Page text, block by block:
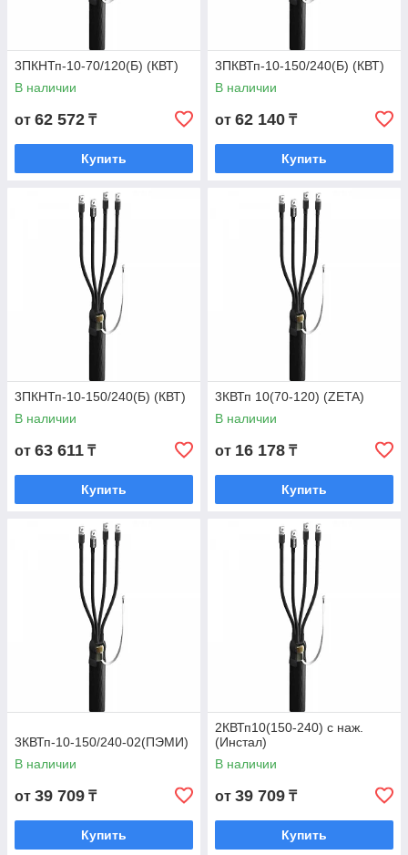
3ПКНТп-10-70/120(Б) (КВТ)
В наличии
от 62 572 ₸
Купить
3ПКВТп-10-150/240(Б) (КВТ)
В наличии
от 62 140 ₸
Купить
3ПКНТп-10-150/240(Б) (КВТ)
В наличии
от 63 611 ₸
Купить
3КВТп 10(70-120) (ZETA)
В наличии
от 16 178 ₸
Купить
3КВТп-10-150/240-02(ПЭМИ)
В наличии
от 39 709 ₸
Купить
2КВТп10(150-240) с наж.
(Инстал)
В наличии
от 39 709 ₸
Купить